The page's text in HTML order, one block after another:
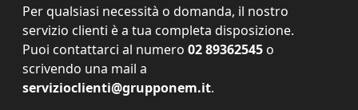
Per qualsiasi necessità o domanda, il nostro
servizio clienti è a tua completa disposizione.
Puoi contattarci al numero 02 89362545 o
scrivendo una mail a
servizioclienti@grupponem.it.